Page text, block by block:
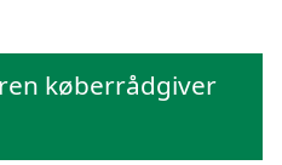
køberrådgiver